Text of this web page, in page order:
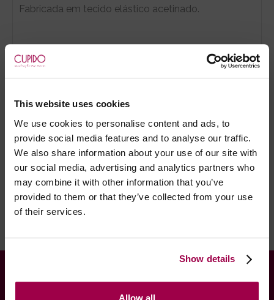
This website uses cookies
We use cookies to personalise content and ads, to
provide social media features and to analyse our traffic.
We also share information about your use of our site with
our social media, advertising and analytics partners who
may combine it with other information that you’ve
provided to them or that they’ve collected from your use
of their services.
Show details
Allow all
Fabricada em tecido elástico acetinado.
Marca:
Após as 16:00 h, a sua encomenda será entregue em 48
horas, dias úteis. Portugal e Espanha Continental para
artigos em stock. Portes gratis depende do país de envio.
Possibilidade de atraso em épocas festivas.